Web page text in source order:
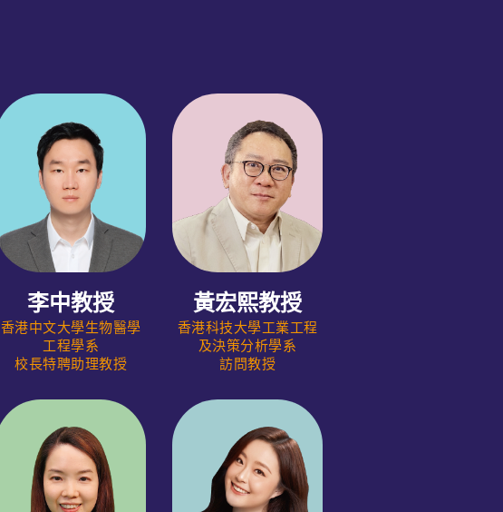
李中教授
香港中文大學生物醫學
工程學系
校長特聘助理教授
黃宏熙教授
香港科技大學工業工程
及決策分析學系
訪問教授